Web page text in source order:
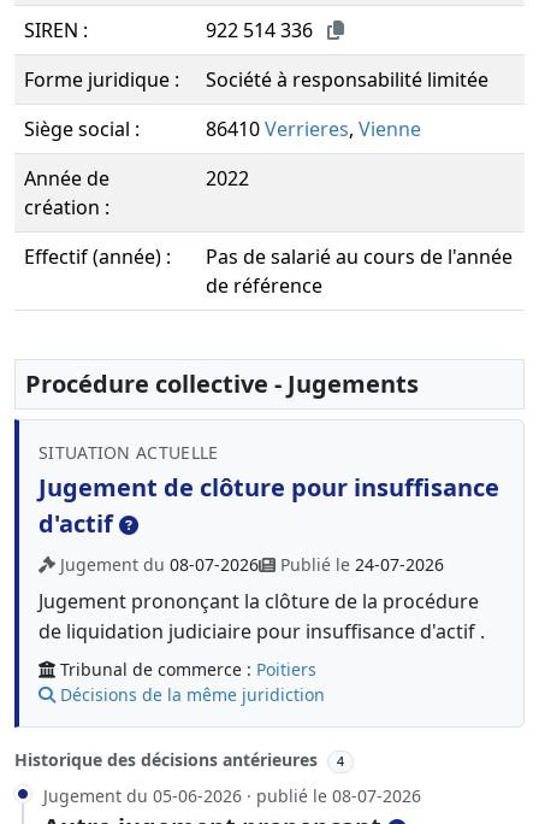
SIREN :
922 514 336
Forme juridique :
Société à responsabilité limitée
Siège social :
86410Verrieres, Vienne
Année de
création :
2022
Effectif (année) :
Pas de salarié au cours de l'année
de référence
Procédure collective - Jugements
SITUATION ACTUELLE
Jugement de clôture pour insuffisance
d'actif
Jugement du 08-07-2026 Publié le 24-07-2026
Jugement prononçant la clôture de la procédure
de liquidation judiciaire pour insuffisance d'actif .
Tribunal de commerce : Poitiers
Décisions de la même juridiction
Historique des décisions antérieures 4
Jugement du 05-06-2026 · publié le 08-07-2026